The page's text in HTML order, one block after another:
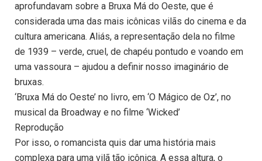
aprofundavam sobre a Bruxa Má do Oeste, que é
considerada uma das mais icônicas vilãs do cinema e da
cultura americana. Aliás, a representação dela no filme
de 1939 – verde, cruel, de chapéu pontudo e voando em
uma vassoura – ajudou a definir nosso imaginário de
bruxas.
‘Bruxa Má do Oeste’ no livro, em ‘O Mágico de Oz’, no
musical da Broadway e no filme ‘Wicked’
Reprodução
Por isso, o romancista quis dar uma história mais
complexa para uma vilã tão icônica. A essa altura, o